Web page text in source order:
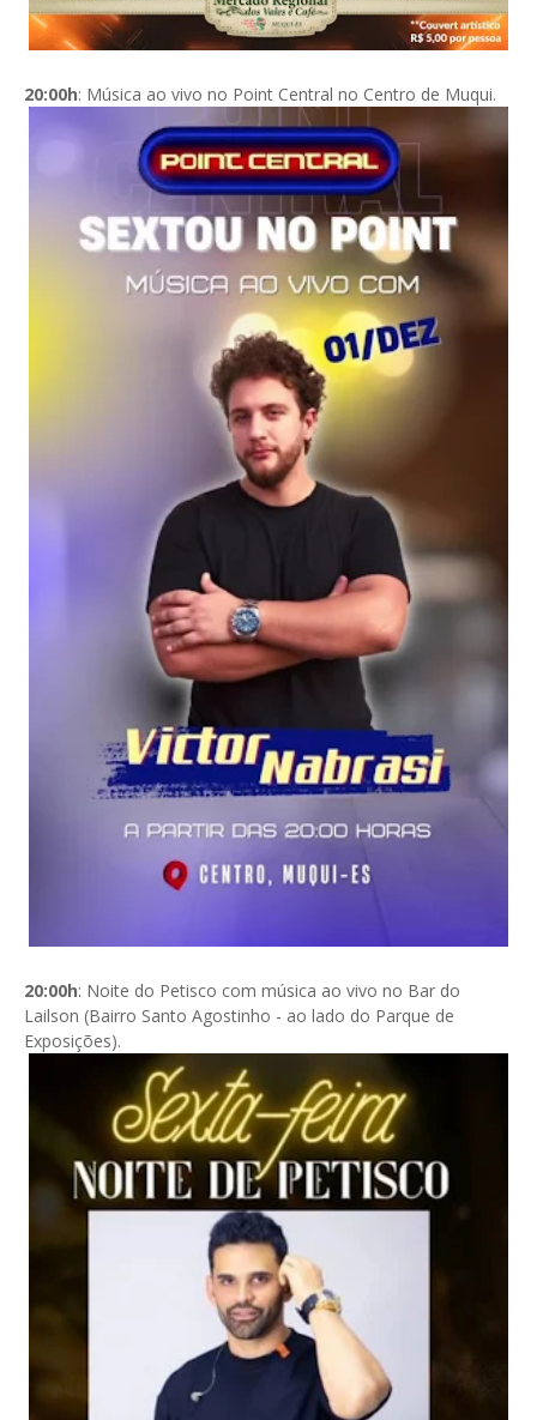
20:00h: Música ao vivo no Point Central no Centro de Muqui.
20:00h: Noite do Petisco com música ao vivo no Bar do
Lailson (Bairro Santo Agostinho - ao lado do Parque de
Exposições).